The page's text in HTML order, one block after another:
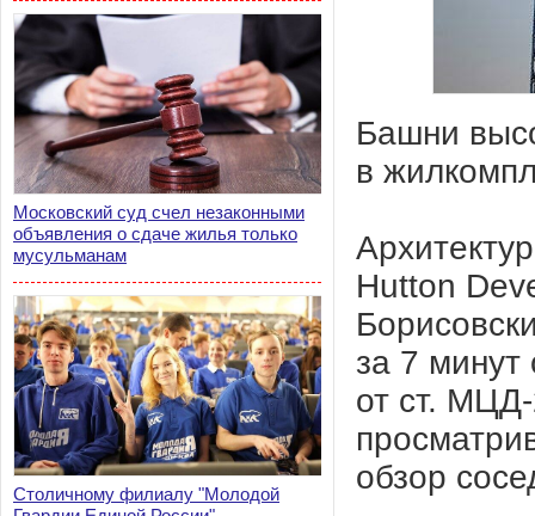
Московский суд счел незаконными
объявления о сдаче жилья только
мусульманам
Столичному филиалу "Молодой
Башни
в
Hutton
за 7 минут
от ст.
обзор